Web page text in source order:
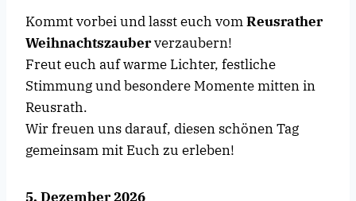
Kommt vorbei und lasst euch vomReusrather
Weihnachtszauberverzaubern!
Freut euch auf warme Lichter, festliche
Stimmung und besondere Momente mitten in
Reusrath.
Wir freuen uns darauf, diesen schönen Tag
gemeinsam mit Euch zu erleben!
5. Dezember 2026